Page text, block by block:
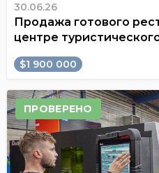
30.06.26
Продажа готового
центре
$1 900 000
ПРОВЕРЕНО